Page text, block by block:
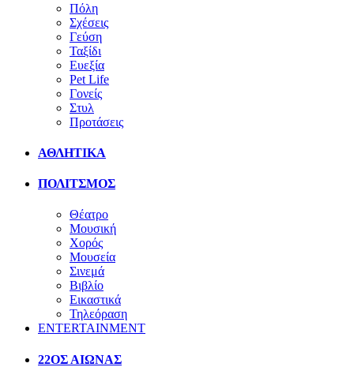
Πόλη
Σχέσεις
Γεύση
Ταξίδι
Ευεξία
Pet Life
Γονείς
Στυλ
Προτάσεις
ΑΘΛΗΤΙΚΑ
ΠΟΛΙΤΣΜΟΣ
Θέατρο
Μουσική
Χορός
Μουσεία
Σινεμά
Βιβλίο
Εικαστικά
Τηλεόραση
ENTERTAINMENT
22ΟΣ ΑΙΩΝΑΣ